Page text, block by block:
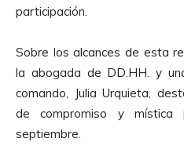
participación.
Sobre los alcances de esta
la abogada de DD.HH. y
comando, Julia Urquieta,
de compromiso y
septiembre.